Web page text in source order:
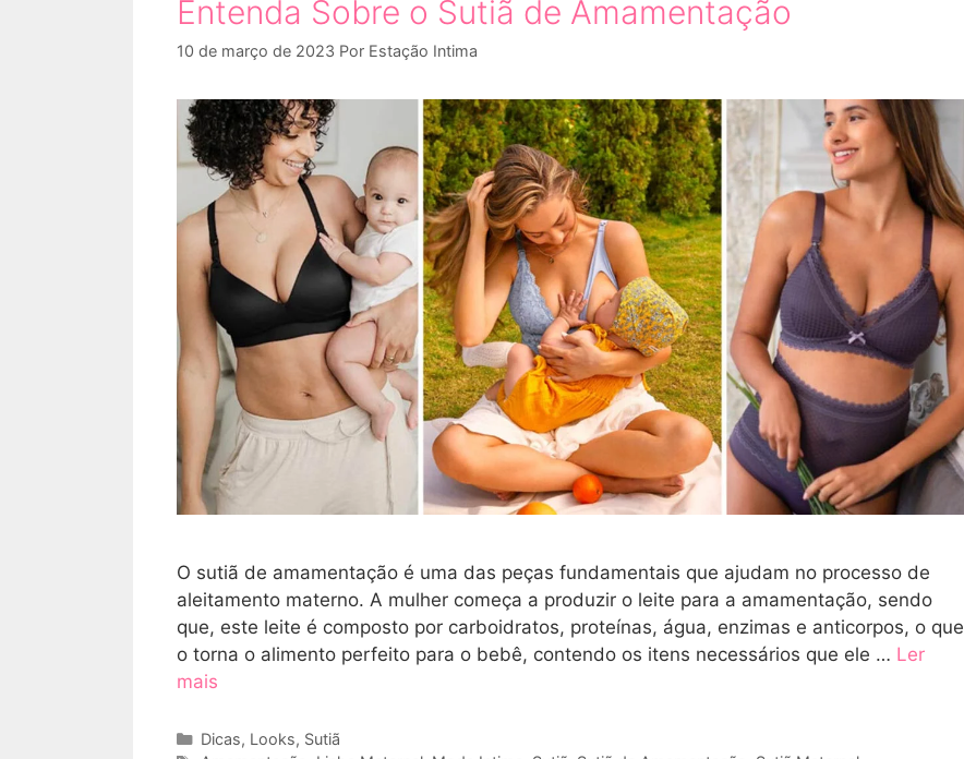
Entenda Sobre o Sutiã de Amamentação
10 de março de 2023 Por Estação Intima
O sutiã de amamentação é uma das peças fundamentais que ajudam no processo de
aleitamento materno. A mulher começa a produzir o leite para a amamentação, sendo
que, este leite é composto por carboidratos, proteínas, água, enzimas e anticorpos, o que
o torna o alimento perfeito para o bebê, contendo os itens necessários que ele … Ler
mais
Categorias
Dicas, Looks, Sutiã